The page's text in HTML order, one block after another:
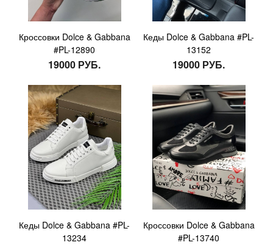
Кроссовки Dolce & Gabbana
#PL-12890
19000 РУБ.
Кеды Dolce & Gabbana #PL-
13152
19000 РУБ.
Кеды Dolce & Gabbana #PL-
13234
Кроссовки Dolce & Gabbana
#PL-13740